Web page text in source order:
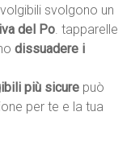
svolgono un
del Po. tapparelle
dissuadere i
più sicure può
per te e la tua